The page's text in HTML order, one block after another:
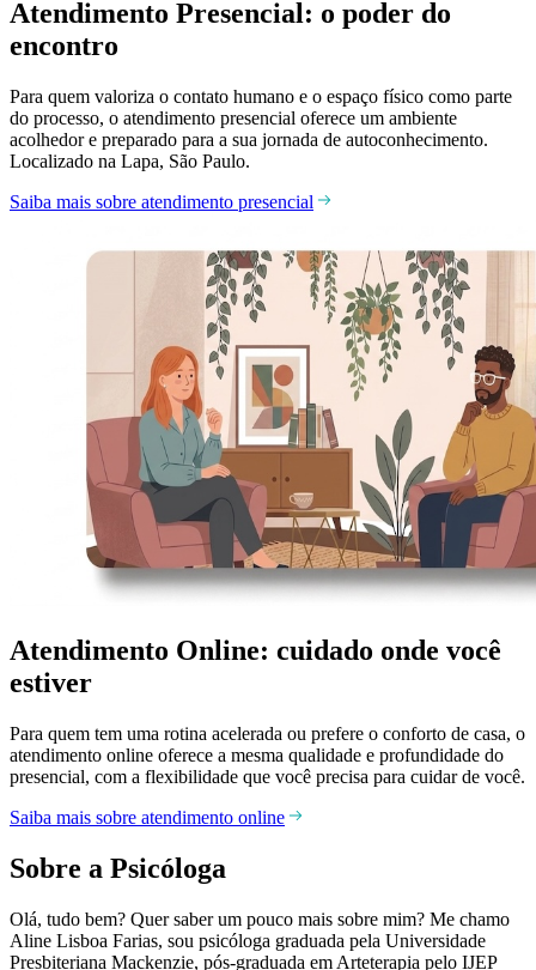
Atendimento Presencial: o poder do
encontro
Para quem valoriza o contato humano e o espaço físico como parte
do processo, o atendimento presencial oferece um ambiente
acolhedor e preparado para a sua jornada de autoconhecimento.
Localizado na Lapa, São Paulo.
Saiba mais sobre atendimento presencial
Atendimento Online: cuidado onde você
estiver
Para quem tem uma rotina acelerada ou prefere o conforto de casa, o
atendimento online oferece a mesma qualidade e profundidade do
presencial, com a flexibilidade que você precisa para cuidar de você.
Saiba mais sobre atendimento online
Sobre a Psicóloga
Olá, tudo bem? Quer saber um pouco mais sobre mim? Me chamo
Aline Lisboa Farias, sou psicóloga graduada pela Universidade
Presbiteriana Mackenzie, pós-graduada em Arteterapia pelo IJEP